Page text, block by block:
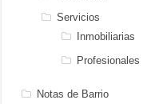
Servicios
Inmobiliarias
Profesionales
Notas de Barrio